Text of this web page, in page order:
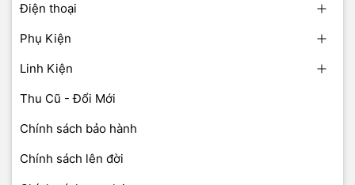
Điện thoại
Phụ Kiện
Linh Kiện
Thu Cũ - Đổi Mới
Chính sách bảo hành
Chính sách lên đời